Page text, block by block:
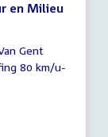
en Milieu
Gent
80 km/u-